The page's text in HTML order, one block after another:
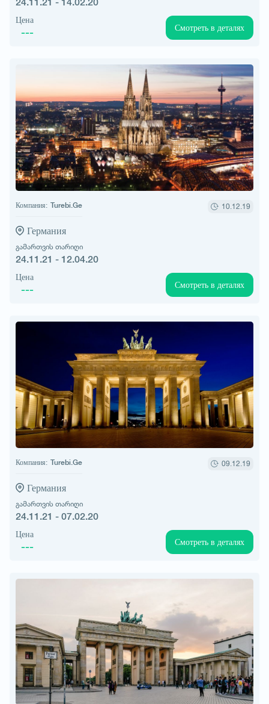
Цена
--- Смотреть в деталях
Компания: Turebi.Ge 10.12.19
Германия
გამართვის თარიღი
24.11.21 - 12.04.20
Цена
--- Смотреть в деталях
Компания: Turebi.Ge 09.12.19
Германия
გამართვის თარიღი
24.11.21 - 07.02.20
Цена
--- Смотреть в деталях